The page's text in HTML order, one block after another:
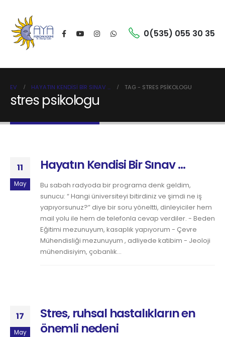
0(535) 055 30 35
EV HAYATIN KENDISI BIR SINAV … TAG - STRES PSIKOLOGU
stres psikologu
11
May
Hayatın Kendisi Bir Sınav …
Bu sabah radyoda bir programa denk geldim,
sunucu: “ Hangi üniversiteyi bitirdiniz ve şimdi ne iş
yapıyorsunuz?” diye bir soru yöneltti, dinleyiciler hem
mail yolu ile hem de telefonla cevap verdiler. - Beden
Eğitimi mezunuyum, kasaplık yapıyorum - Çevre
Mühendisliği mezunuyum , adliyede katibim - Jeoloji
mühendisiyim, çobanlık...
17
May
Stres, ruhsal hastalıkların en
önemli nedeni